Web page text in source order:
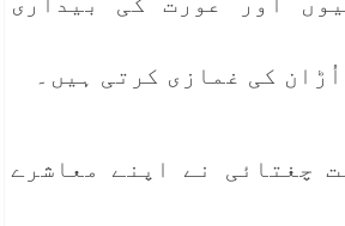
کی غمازی کرتی ہیں۔
نے اپنے معاشرے